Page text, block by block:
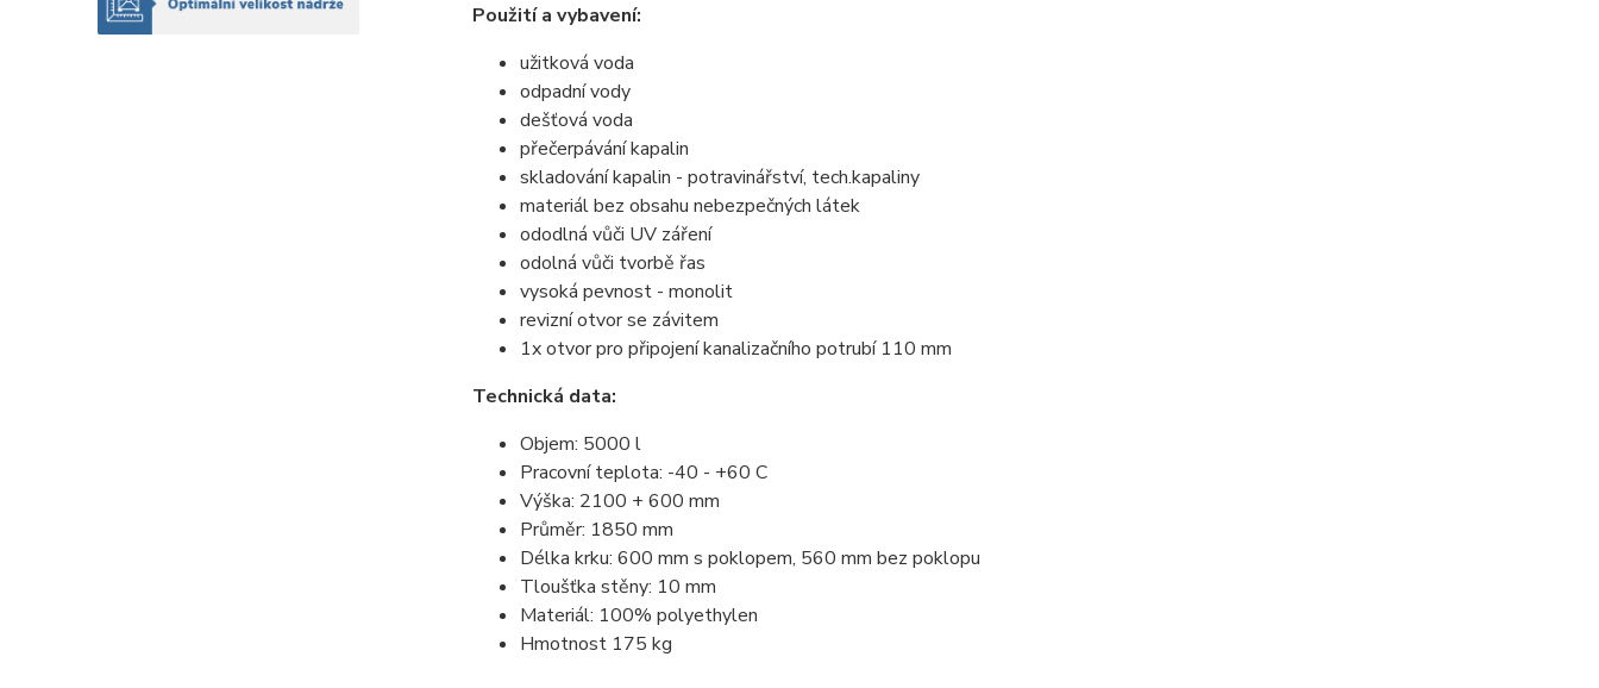
Použití a vybavení:
užitková voda
odpadní vody
dešťová voda
přečerpávání kapalin
skladování kapalin - potravinářství, tech.kapaliny
materiál bez obsahu nebezpečných látek
ododlná vůči UV záření
odolná vůči tvorbě řas
vysoká pevnost - monolit
revizní otvor se závitem
1x otvor pro připojení kanalizačního potrubí 110 mm
Technická data:
Objem: 5000 l
Pracovní teplota: -40 - +60 C
Výška: 2100 + 600 mm
Průměr: 1850 mm
Délka krku: 600 mm s poklopem, 560 mm bez poklopu
Tloušťka stěny: 10 mm
Materiál: 100% polyethylen
Hmotnost 175 kg